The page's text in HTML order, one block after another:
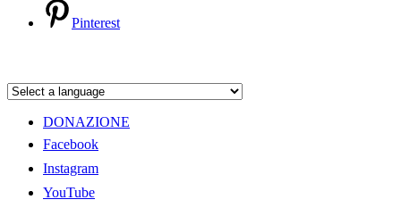
Pinterest
DONAZIONE
Facebook
Instagram
YouTube